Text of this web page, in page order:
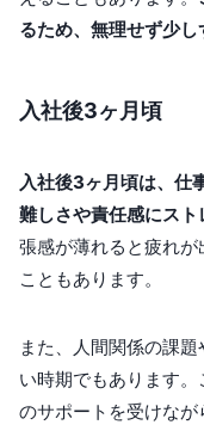
るため、無理せず少し
入社後3ヶ月頃
入社後3ヶ月頃は、仕
難しさや責任感にスト
張感が薄れると疲れ
こともあります。
また、人間関係の課
い時期でもあります
のサポートを受けな